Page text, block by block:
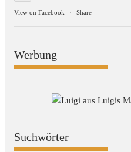
View on Facebook · Share
Werbung
Suchwörter